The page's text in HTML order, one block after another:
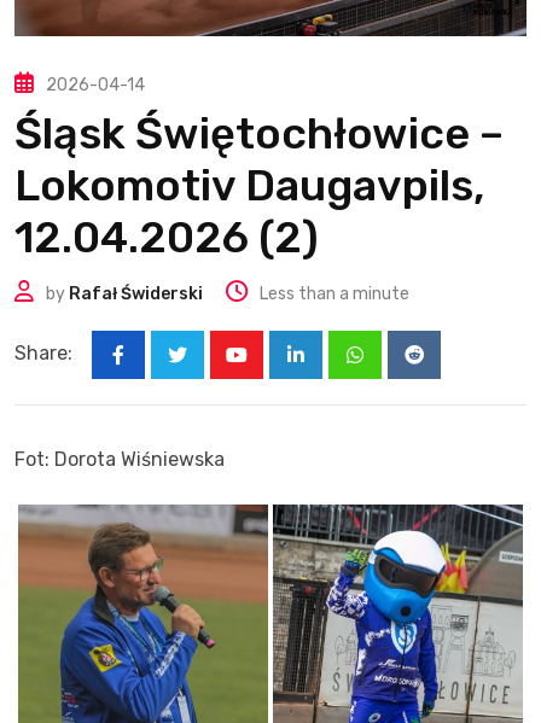
2026-04-14
Śląsk Świętochłowice –
Lokomotiv Daugavpils,
12.04.2026 (2)
by Rafał Świderski Less than a minute
Share:
LinkedInWhatsappReddit
Fot: Dorota Wiśniewska